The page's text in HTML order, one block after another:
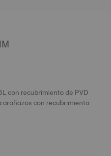
con recubrimiento de PVD
con recubrimiento